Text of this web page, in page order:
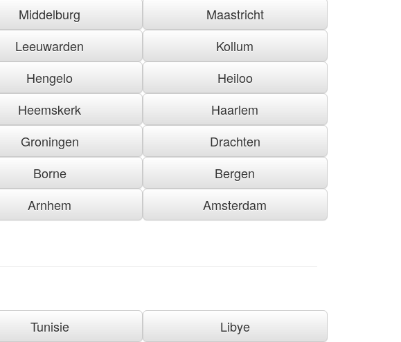
Middelburg
Maastricht
Leeuwarden
Kollum
Hengelo
Heiloo
Heemskerk
Haarlem
Groningen
Drachten
Borne
Bergen
Arnhem
Amsterdam
Tunisie Libye